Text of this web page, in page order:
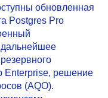
обновленная
Postgres Pro
дальнейшее
Enterprise, решение
(AQO).